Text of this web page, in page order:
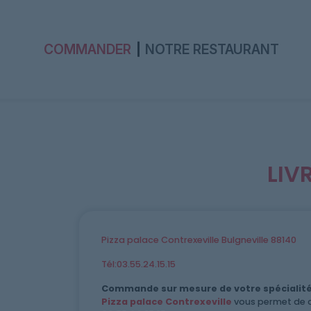
Mentions Légales
COMMANDER NOTRE RESTAURANT
Pizza palace Contrexeville Bulgneville 88140
Tél:03.55.24.15.15
Commande sur mesure de votre
Pizza palace Contrexeville vous permet de